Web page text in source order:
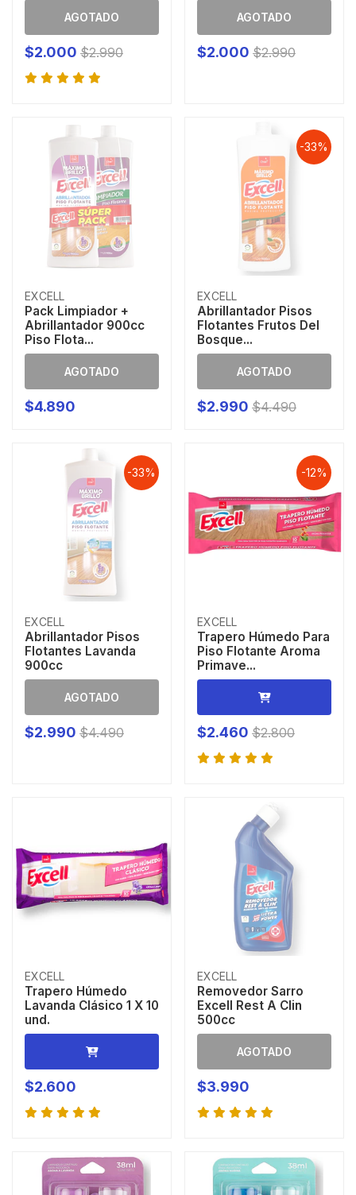
AGOTADO
$2.000 $2.990
AGOTADO
$2.000 $2.990
EXCELL
Pack Limpiador +
Abrillantador 900cc
Piso Flota...
AGOTADO
$4.890
-33%
EXCELL
Abrillantador Pisos
Flotantes Frutos Del
Bosque...
AGOTADO
$2.990 $4.490
-33%
EXCELL
Abrillantador Pisos
Flotantes Lavanda
900cc
AGOTADO
$2.990 $4.490
-12%
EXCELL
Trapero Húmedo Para
Piso Flotante Aroma
Primave...
$2.460 $2.800
EXCELL
Trapero Húmedo
Lavanda Clásico 1 X 10
und.
$2.600
EXCELL
Removedor Sarro
Excell Rest A Clin
500cc
AGOTADO
$3.990